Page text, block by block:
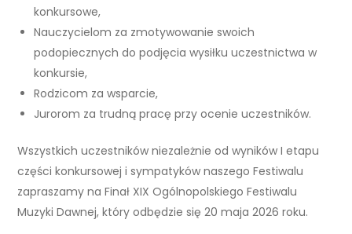
konkursowe,
Nauczycielom za zmotywowanie swoich
podopiecznych do podjęcia wysiłku uczestnictwa w
konkursie,
Rodzicom za wsparcie,
Jurorom za trudną pracę przy ocenie uczestników.
Wszystkich uczestników niezależnie od wyników I etapu
części konkursowej i sympatyków naszego Festiwalu
zapraszamy na Finał XIX Ogólnopolskiego Festiwalu
Muzyki Dawnej, który odbędzie się 20 maja 2026 roku.